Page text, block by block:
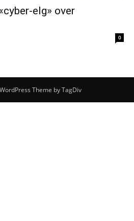
elg» over
0
Theme by TagDiv